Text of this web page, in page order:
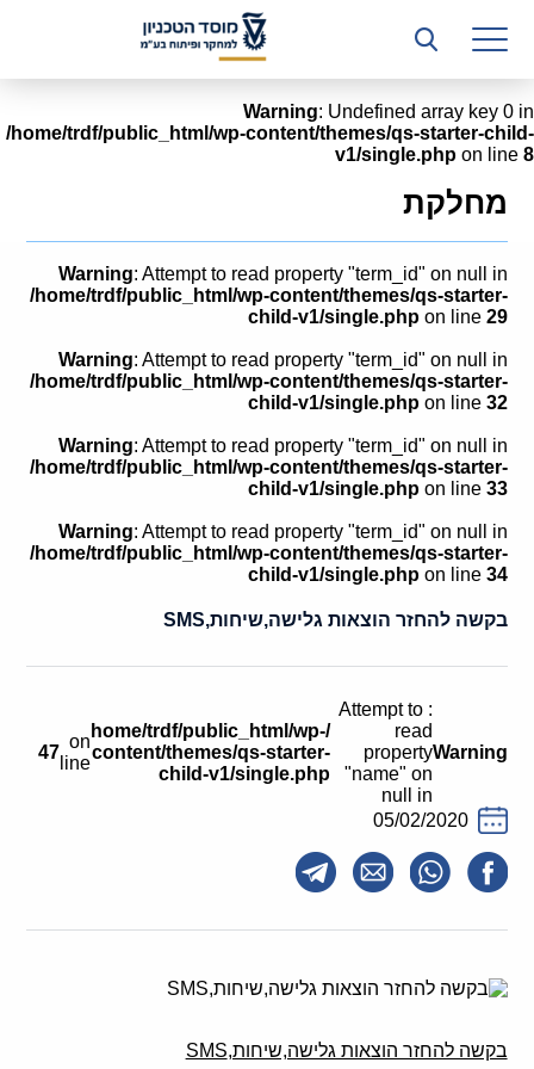
רשות המחקר
היחידה העסקית (T3)
קשרי תעשייה
ביה”ס ללימודי המשך
המכון הישראלי לטכנולוגיות ייצור חומרים
משאבי אנוש
כספים וכלכלה
המחלקה המשפטית
מחלקת תפעול
קולות קוראים
English
Warning: Undefined array key 0 in
/home/trdf/public_html/wp-content/themes/qs-starter-child-
v1/single.php on line 8
מחלקת
Warning: Attempt to read property "term_id" on null in
/home/trdf/public_html/wp-content/themes/qs-starter-
child-v1/single.phpon line 29
Warning: Attempt to read property "term_id" on null in
/home/trdf/public_html/wp-content/themes/qs-starter-
child-v1/single.phpon line 32
Warning: Attempt to read property "term_id" on null in
/home/trdf/public_html/wp-content/themes/qs-starter-
child-v1/single.phpon line 33
Warning: Attempt to read property "term_id" on null in
/home/trdf/public_html/wp-content/themes/qs-starter-
child-v1/single.phpon line 34
בקשה להחזר הוצאות גלישה,שיחות,SMS
Warning
: Attempt to
read
property
"name" on
null in
/home/trdf/public_html/wp-
content/themes/qs-starter-
child-v1/single.php
on
line
47
05/02/2020
בקשה להחזר הוצאות גלישה,שיחות,SMS